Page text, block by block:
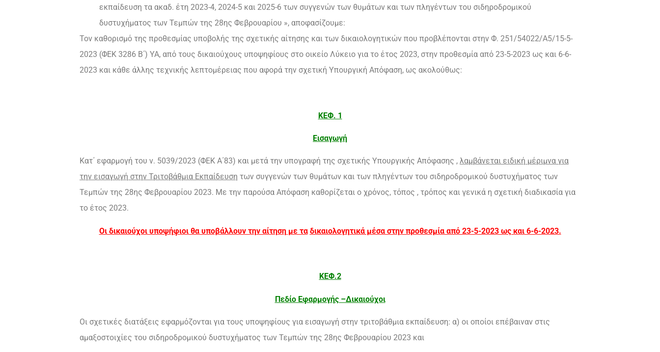
εκπαίδευση τα ακαδ. έτη 2023-4, 2024-5 και 2025-6 των συγγενών των θυμάτων και των πληγέντων του σιδηροδρομικού
δυστυχήματος των Τεμπών της 28ης Φεβρουαρίου », αποφασίζουμε:
Τον καθορισμό της προθεσμίας υποβολής της σχετικής αίτησης και των δικαιολογητικών που προβλέπονται στην Φ. 251/54022/Α5/15-5-
2023 (ΦΕΚ 3286 Β΄) ΥΑ, από τους δικαιούχους υποψηφίους στο οικείο Λύκειο για το έτος 2023, στην προθεσμία από 23-5-2023 ως και 6-6-
2023 και κάθε άλλης τεχνικής λεπτομέρειας που αφορά την σχετική Υπουργική Απόφαση, ως ακολούθως:
ΚΕΦ. 1
Εισαγωγή
Κατ΄ εφαρμογή του ν. 5039/2023 (ΦΕΚ Α΄83) και μετά την υπογραφή της σχετικής Υπουργικής Απόφασης , λαμβάνεται ειδική μέριμνα για
την εισαγωγή στην Τριτοβάθμια Εκπαίδευση των συγγενών των θυμάτων και των πληγέντων του σιδηροδρομικού δυστυχήματος των
Τεμπών της 28ης Φεβρουαρίου 2023. Με την παρούσα Απόφαση καθορίζεται ο χρόνος, τόπος , τρόπος και γενικά η σχετική διαδικασία για
το έτος 2023.
Οι δικαιούχοι υποψήφιοι θα υποβάλλουν την αίτηση με τα δικαιολογητικά μέσα στην προθεσμία από 23-5-2023 ως και 6-6-2023.
ΚΕΦ.2
Πεδίο Εφαρμογής –Δικαιούχοι
Οι σχετικές διατάξεις εφαρμόζονται για τους υποψηφίους για εισαγωγή στην τριτοβάθμια εκπαίδευση: α) οι οποίοι επέβαιναν στις
αμαξοστοιχίες του σιδηροδρομικού δυστυχήματος των Τεμπών της 28ης Φεβρουαρίου 2023 και